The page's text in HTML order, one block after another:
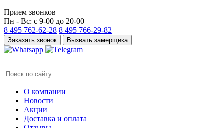
Прием звонков
Пн - Вс: с 9-00 до 20-00
8 495 762-62-28 8 495 766-29-82
Заказать звонок Вызвать замерщика
О компании
Новости
Акции
Доставка и оплата